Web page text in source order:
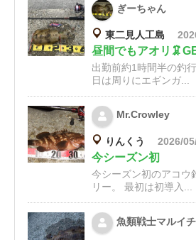
ぎーちゃん
東二見人工島
昼間でもアオリ
出勤前約1時間半の釣
日は周りにエギンガ...
Mr.Crowley
りんくう 2026/
今シーズン初
今シーズン初のアコウ
リー。 最初は初導入...
魚類戦士マルイ